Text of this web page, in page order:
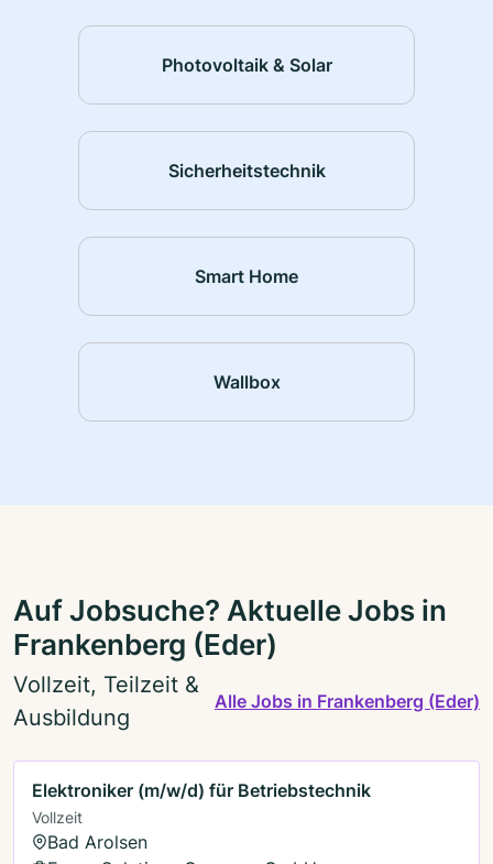
Photovoltaik & Solar
Sicherheitstechnik
Smart Home
Wallbox
Auf Jobsuche? Aktuelle Jobs in
Frankenberg (Eder)
Vollzeit, Teilzeit &
Ausbildung
Alle Jobs in Frankenberg (Eder)
Elektroniker (m/w/d) für Betriebstechnik
Vollzeit
Bad Arolsen